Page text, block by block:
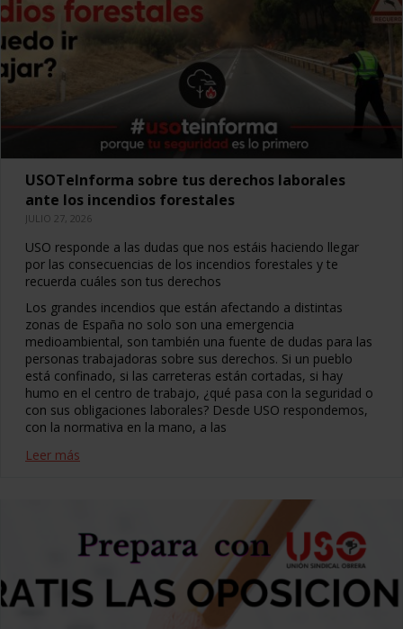
USOTeInforma sobre tus derechos laborales
ante los incendios forestales
JULIO 27, 2026
USO responde a las dudas que nos estáis haciendo llegar
por las consecuencias de los incendios forestales y te
recuerda cuáles son tus derechos
Los grandes incendios que están afectando a distintas
zonas de España no solo son una emergencia
medioambiental, son también una fuente de dudas para las
personas trabajadoras sobre sus derechos. Si un pueblo
está confinado, si las carreteras están cortadas, si hay
humo en el centro de trabajo, ¿qué pasa con la seguridad o
con sus obligaciones laborales? Desde USO respondemos,
con la normativa en la mano, a las
Leer más